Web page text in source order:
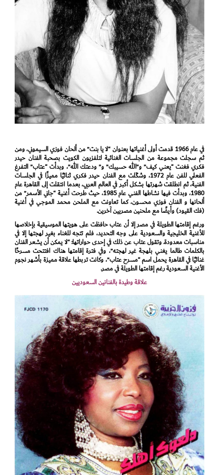
في عام 1966 قدمت أولى أغنياتها بعنوان “لا يا بنت” من ألحان فوزي السيموني، ومن
ثم سجلت مجموعة من الجلسات الغنائية لتلفزيون الكويت بصحبة الفنان حيدر
فكري فغنت “يعني كيف” و”الله حسيبك” و” ودعتك الله”، وبدأت “عتاب” التفرغ
الفعلي للفن عام 1972، وشكّلت مع الفنان حيدر فكري ثنائيًا مميزًا في الجلسات
الفنية، ثم انطلقت شهرتها بشكل أكبر في العالم العربي، بعدما انتقلت إلى القاهرة عام
1980، وبدأت فيها نشاطها الفني عام 1985، حيث طرحت أغنية “جاني الأسمر” من
ألحانها و الفنان فوزي محسون، كما تعاونت مع الملحن محمد الموجي في أغنية
(فك القيود) وأيضًا مع ملحنين مصريين آخرين.
ورغم إقامتها الطويلة في مصر إلا أن عتاب حافظت على هويتها الموسيقية بإخلاصها
للأغنية الخليجية والسعودية على وجه التحديد، فلم تتجه للغناء بغير لهجتها إلا في
مناسبات معدودة. وتقول عتاب عن ذلك في إحدى حواراتها: “لا يمكن أن يشعر الفنان
بالكلمات طالما يغني بلهجة غير لهجته”، وفي فترة إقامتها هناك افتتحت مسرحًا
غنائيًا في القاهرة يحمل اسم “مسرح عتاب”، وكانت تربطها علاقة مميزة بأشهر نجوم
الأغنية السعودية رغم إقامتها الطويلة في مصر.
علاقة وطيدة بالفنانين السعوديين